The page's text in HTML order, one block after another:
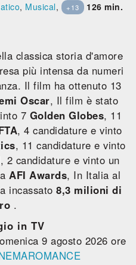
, Musical, +13
126 min.
classica storia d'amore
più intensa da numeri
Il film ha ottenuto 13
Oscar, Il film è stato
7 Golden Globes, 11
, 4 candidature e vinto
, 11 candidature e vinto
, 2 candidature e vinto un
AFI Awards, In Italia al
incassato8,3 milioni di
.
in TV
9 agosto 2026 ore